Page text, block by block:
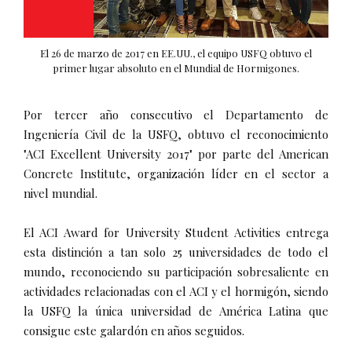
El 26 de marzo de 2017 en EE.UU., el equipo USFQ obtuvo el
primer lugar absoluto en el Mundial de Hormigones.
Por tercer año consecutivo el Departamento de
Ingeniería Civil de la USFQ, obtuvo el reconocimiento
"ACI Excellent University 2017" por parte del American
Concrete Institute, organización líder en el sector a
nivel mundial.
El ACI Award for University Student Activities entrega
esta distinción a tan solo 25 universidades de todo el
mundo, reconociendo su participación sobresaliente en
actividades relacionadas con el ACI y el hormigón, siendo
la USFQ la única universidad de América Latina que
consigue este galardón en años seguidos.